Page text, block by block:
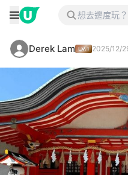
Derek Lam 2025/12/